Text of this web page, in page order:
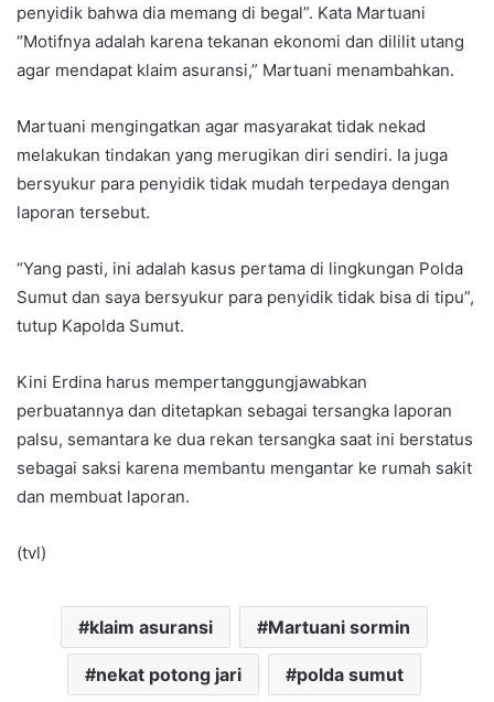
penyidik bahwa dia memang di begal”. Kata Martuani
“Motifnya adalah karena tekanan ekonomi dan dililit utang
agar mendapat klaim asuransi,” Martuani menambahkan.
Martuani mengingatkan agar masyarakat tidak nekad
melakukan tindakan yang merugikan diri sendiri. Ia juga
bersyukur para penyidik tidak mudah terpedaya dengan
laporan tersebut.
“Yang pasti, ini adalah kasus pertama di lingkungan Polda
Sumut dan saya bersyukur para penyidik tidak bisa di tipu”,
tutup Kapolda Sumut.
Kini Erdina harus mempertanggungjawabkan
perbuatannya dan ditetapkan sebagai tersangka laporan
palsu, semantara ke dua rekan tersangka saat ini berstatus
sebagai saksi karena membantu mengantar ke rumah sakit
dan membuat laporan.
(tvl)
klaim asuransi Martuani sormin
nekat potong jari polda sumut